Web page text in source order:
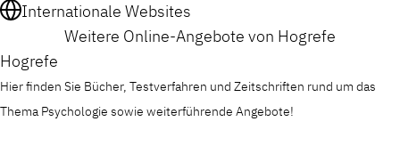
Internationale Websites
Weitere Online-Angebote von Hogrefe
Hogrefe
Hier finden Sie Bücher, Testverfahren und Zeitschriften rund um das
Thema Psychologie sowie weiterführende Angebote!